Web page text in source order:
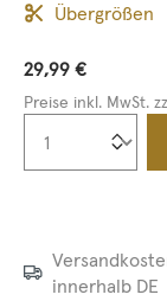
Übergrößen
29,99 €
Preise inkl. MwSt.
Produkt
innerhalb DE